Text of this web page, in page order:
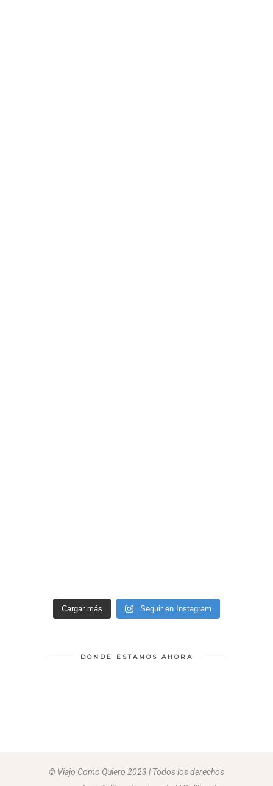
Cargar más Seguir en Instagram
DÓNDE ESTAMOS AHORA
© Viajo Como Quiero 2023 | Todos los derechos